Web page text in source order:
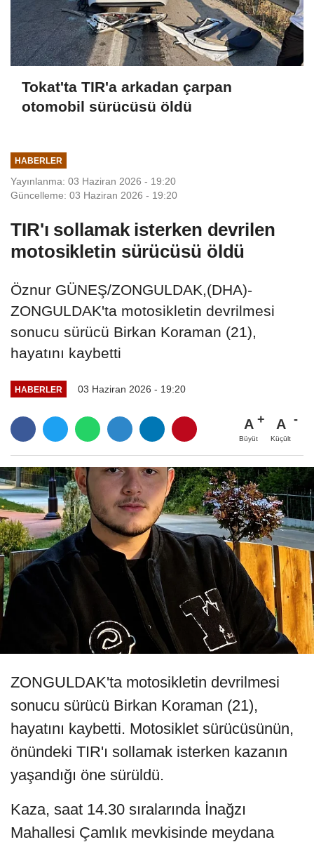
Tokat'ta TIR'a arkadan çarpan
otomobil sürücüsü öldü
HABERLER
Yayınlanma: 03 Haziran 2026 - 19:20
Güncelleme: 03 Haziran 2026 - 19:20
TIR'ı sollamak isterken devrilen
motosikletin sürücüsü öldü
Öznur GÜNEŞ/ZONGULDAK,(DHA)-
ZONGULDAK'ta motosikletin devrilmesi
sonucu sürücü Birkan Koraman (21),
hayatını kaybetti
HABERLER 03 Haziran 2026 - 19:20
A
Büyüt
A
Küçült
ZONGULDAK'ta motosikletin devrilmesi
sonucu sürücü Birkan Koraman (21),
hayatını kaybetti. Motosiklet sürücüsünün,
önündeki TIR'ı sollamak isterken kazanın
yaşandığı öne sürüldü.
Kaza, saat 14.30 sıralarında İnağzı
Mahallesi Çamlık mevkisinde meydana